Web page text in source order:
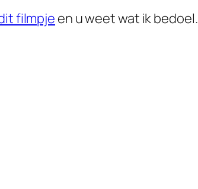
filmpje en u weet wat ik bedoel.